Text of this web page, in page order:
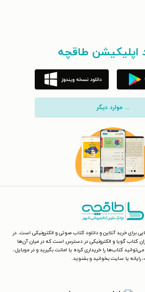
اپلیکیشن طاقچه
... موارد دیگر
برای خرید آنلاین و دانلود کتاب صوتی و الکترونیکی است. در
کتاب گویا و الکترونیکی در دسترس است که در میان آن‌ها
کتاب‌ها را خریداری کرده یا امانت بگیرید و در موبایل،
رایانه یا سایت بخوانید و بشنوید.